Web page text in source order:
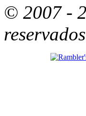
© 2007 -